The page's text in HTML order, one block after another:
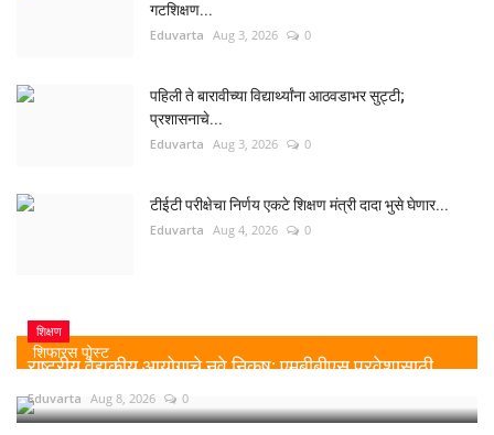
गटशिक्षण...
Eduvarta Aug 3, 2026 0
पहिली ते बारावीच्या विद्यार्थ्यांना आठवडाभर सुट्टी;
प्रशासनाचे...
Eduvarta Aug 3, 2026 0
टीईटी परीक्षेचा निर्णय एकटे शिक्षण मंत्री दादा भुसे घेणार...
Eduvarta Aug 4, 2026 0
शिफारस पोस्ट
शिक्षण
राष्ट्रीय वैद्यकीय आयोगाचे नवे निकष: एमबीबीएस प्रवेशासाठी...
Eduvarta Aug 8, 2026 0